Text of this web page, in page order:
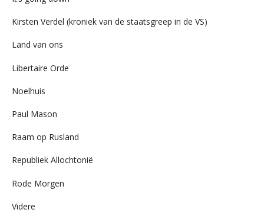
Kirsten Verdel (kroniek van de staatsgreep in de VS)
Land van ons
Libertaire Orde
Noelhuis
Paul Mason
Raam op Rusland
Republiek Allochtonië
Rode Morgen
Videre